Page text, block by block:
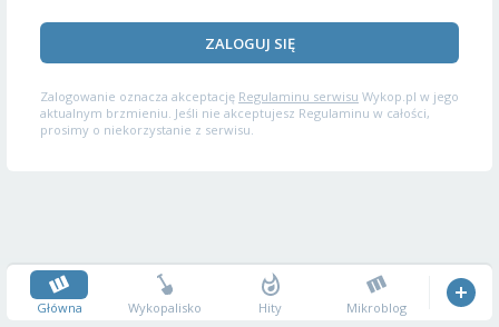
ZALOGUJ SIĘ
Zalogowanie oznacza akceptację Regulaminu serwisu Wykop.pl w jego
aktualnym brzmieniu. Jeśli nie akceptujesz Regulaminu w całości,
prosimy o niekorzystanie z serwisu.
Główna Wykopalisko Hity Mikroblog